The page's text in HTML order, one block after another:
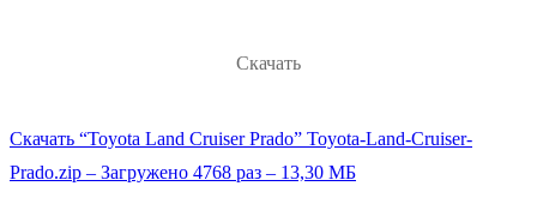
Скачать
Скачать “Toyota Land Cruiser Prado” Toyota-Land-Cruiser-
Prado.zip – Загружено 4768 раз – 13,30 МБ